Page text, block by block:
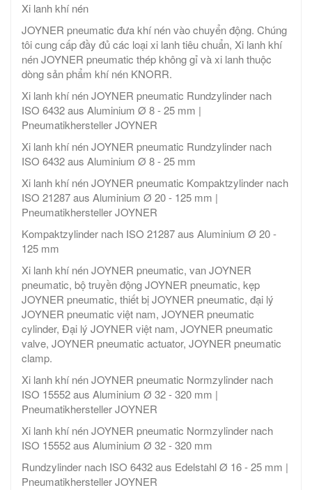
Xi lanh khí nén
JOYNER pneumatic đưa khí nén vào chuyển động. Chúng
tôi cung cấp đầy đủ các loại xi lanh tiêu chuẩn, Xi lanh khí
nén JOYNER pneumatic thép không gỉ và xi lanh thuộc
dòng sản phẩm khí nén KNORR.
Xi lanh khí nén JOYNER pneumatic Rundzylinder nach
ISO 6432 aus Aluminium Ø 8 - 25 mm |
Pneumatikhersteller JOYNER
Xi lanh khí nén JOYNER pneumatic Rundzylinder nach
ISO 6432 aus Aluminium Ø 8 - 25 mm
Xi lanh khí nén JOYNER pneumatic Kompaktzylinder nach
ISO 21287 aus Aluminium Ø 20 - 125 mm |
Pneumatikhersteller JOYNER
Kompaktzylinder nach ISO 21287 aus Aluminium Ø 20 -
125 mm
Xi lanh khí nén JOYNER pneumatic, van JOYNER
pneumatic, bộ truyền động JOYNER pneumatic, kẹp
JOYNER pneumatic, thiết bị JOYNER pneumatic, đại lý
JOYNER pneumatic việt nam, JOYNER pneumatic
cylinder, Đại lý JOYNER việt nam, JOYNER pneumatic
valve, JOYNER pneumatic actuator, JOYNER pneumatic
clamp.
Xi lanh khí nén JOYNER pneumatic Normzylinder nach
ISO 15552 aus Aluminium Ø 32 - 320 mm |
Pneumatikhersteller JOYNER
Xi lanh khí nén JOYNER pneumatic Normzylinder nach
ISO 15552 aus Aluminium Ø 32 - 320 mm
Rundzylinder nach ISO 6432 aus Edelstahl Ø 16 - 25 mm |
Pneumatikhersteller JOYNER